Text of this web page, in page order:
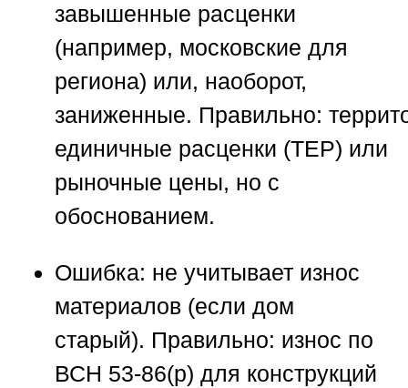
завышенные расценки
(например, московские для
региона) или, наоборот,
заниженные. Правильно:
единичные расценки (ТЕР) или
рыночные цены, но с
обоснованием.
Ошибка: не учитывает износ
материалов (если дом
старый). Правильно: износ по
ВСН 53-86(р) для конструкций